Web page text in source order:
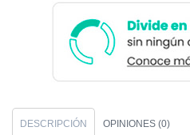
DESCRIPCIÓN OPINIONES (0)